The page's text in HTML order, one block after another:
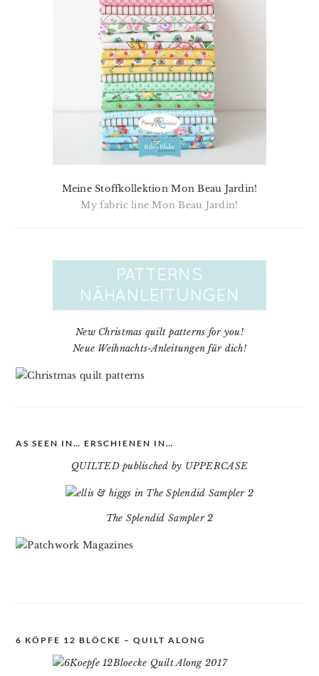
Meine Stoffkollektion Mon Beau Jardin!
My fabric line Mon Beau Jardin!
New Christmas quilt patterns for you!
Neue Weihnachts-Anleitungen für dich!
AS SEEN IN… ERSCHIENEN IN…
QUILTED publisched by UPPERCASE
The Splendid Sampler 2
6 KÖPFE 12 BLÖCKE – QUILT ALONG